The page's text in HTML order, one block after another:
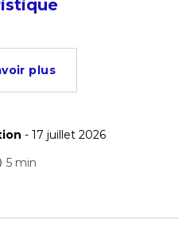
plus
- 17 juillet 2026
5 min